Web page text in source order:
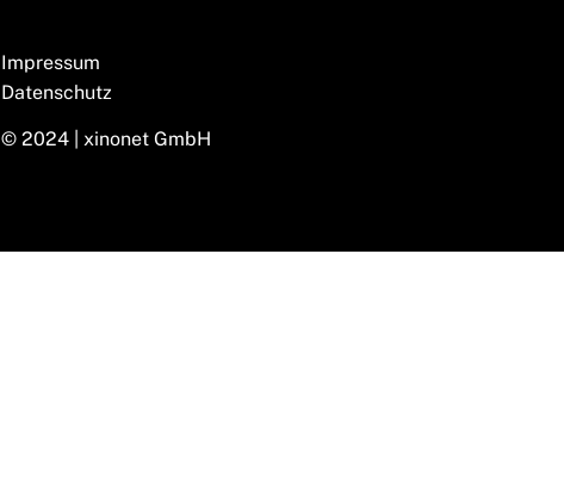
Impressum
Datenschutz
© 2024 | xinonet GmbH